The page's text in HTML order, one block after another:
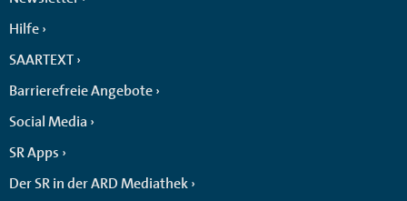
Hilfe
SAARTEXT
Barrierefreie Angebote
Social Media
SR Apps
Der SR in der ARD Mediathek